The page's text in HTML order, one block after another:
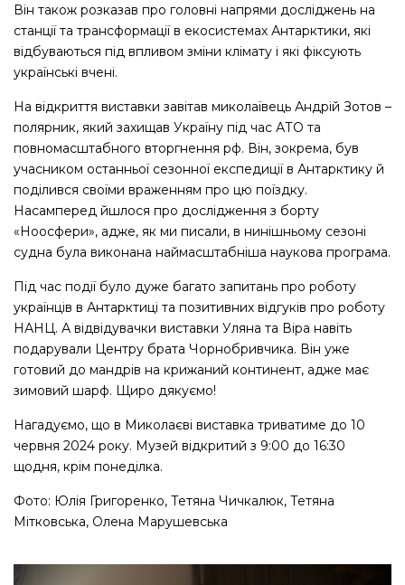
Він також розказав про головні напрями досліджень на
станції та трансформації в екосистемах Антарктики, які
відбуваються під впливом зміни клімату і які фіксують
українські вчені.
На відкриття виставки завітав миколаївець Андрій Зотов –
полярник, який захищав Україну під час АТО та
повномасштабного вторгнення рф. Він, зокрема, був
учасником останньої сезонної експедиції в Антарктику й
поділився своїми враженням про цю поїздку.
Насамперед йшлося про дослідження з борту
«Ноосфери», адже, як ми писали, в нинішньому сезоні
судна була виконана наймасштабніша наукова програма.
Під час події було дуже багато запитань про роботу
українців в Антарктиці та позитивних відгуків про роботу
НАНЦ. А відвідувачки виставки Уляна та Віра навіть
подарували Центру брата Чорнобривчика. Він уже
готовий до мандрів на крижаний континент, адже має
зимовий шарф. Щиро дякуємо!
Нагадуємо, що в Миколаєві виставка триватиме до 10
червня 2024 року. Музей відкритий з 9:00 до 16:30
щодня, крім понеділка.
Фото: Юлія Григоренко, Тетяна Чичкалюк, Тетяна
Мітковська, Олена Марушевська